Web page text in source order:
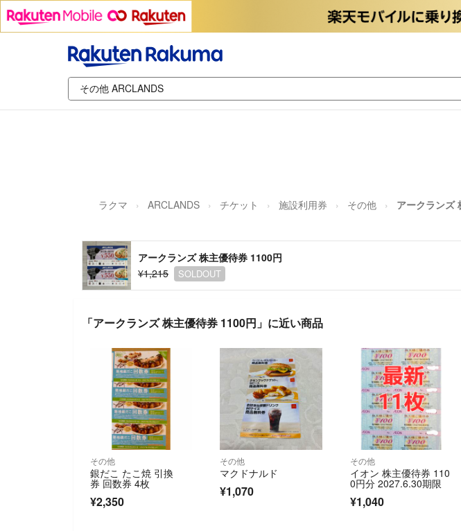
ラクマ ARCLANDS チケット 施設利用券 その他 アークランズ
アークランズ 株主優待券 1100円
¥1,215
SOLDOUT
「アークランズ 株主優待券 1100円」に近い商品
その他
銀だこ たこ焼 引換
券 回数券 4枚
¥2,350
その他
マクドナルド
¥1,070
その他
イオン 株主優待券 110
0円分 2027.6.30期限
¥1,040